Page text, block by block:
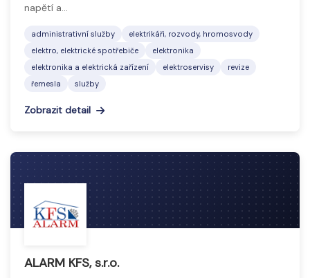
napětí a…
administrativní služby
elektrikáři, rozvody, hromosvody
elektro, elektrické spotřebiče
elektronika
elektronika a elektrická zařízení
elektroservisy
revize
řemesla
služby
Zobrazit detail
ALARM KFS, s.r.o.